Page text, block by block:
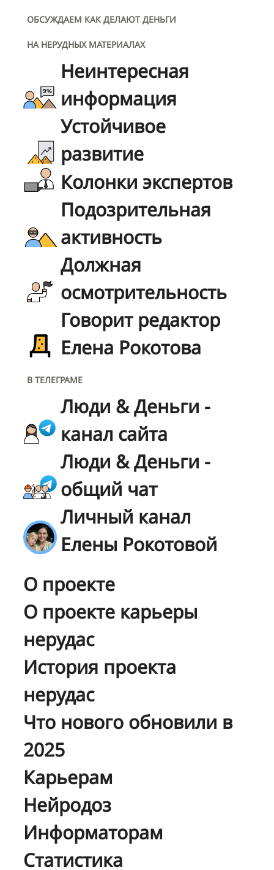
ОБСУЖДАЕМ КАК ДЕЛАЮТ ДЕНЬГИ
НА НЕРУДНЫХ МАТЕРИАЛАХ
Неинтересная
информация
Устойчивое
развитие
Колонки экспертов
Подозрительная
активность
Должная
осмотрительность
Говорит редактор
Елена Рокотова
В ТЕЛЕГРАМЕ
Люди & Деньги -
канал сайта
Люди & Деньги -
общий чат
Личный канал
Елены Рокотовой
О проекте
О проекте карьеры
нерудас
История проекта
нерудас
Что нового обновили в
2025
Карьерам
Нейродоз
Информаторам
Статистика